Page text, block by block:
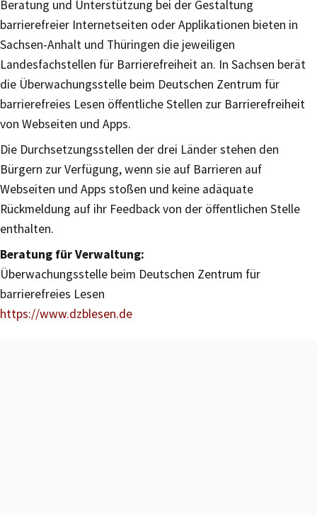
Beratung und Unterstützung bei der Gestaltung
barrierefreier Internetseiten oder Applikationen bieten in
Sachsen-Anhalt und Thüringen die jeweiligen
Landesfachstellen für Barrierefreiheit an. In Sachsen berät
die Überwachungsstelle beim Deutschen Zentrum für
barrierefreies Lesen öffentliche Stellen zur Barrierefreiheit
von Webseiten und Apps.
Die Durchsetzungsstellen der drei Länder stehen den
Bürgern zur Verfügung, wenn sie auf Barrieren auf
Webseiten und Apps stoßen und keine adäquate
Rückmeldung auf ihr Feedback von der öffentlichen Stelle
enthalten.
Beratung für Verwaltung:
Überwachungsstelle beim Deutschen Zentrum für
barrierefreies Lesen
https://www.dzblesen.de